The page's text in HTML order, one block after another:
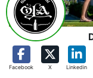
Facebook X Linkedin